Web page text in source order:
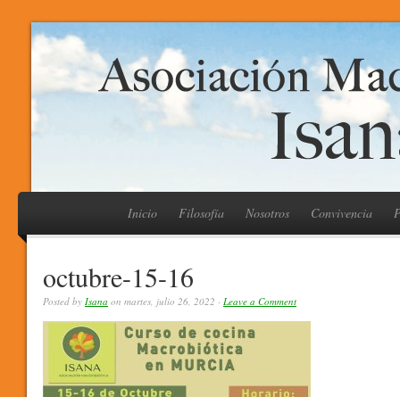
Inicio Filosofía Nosotros Convivencia
octubre-15-16
Posted by Isana on martes, julio 26, 2022 · Leave a Comment